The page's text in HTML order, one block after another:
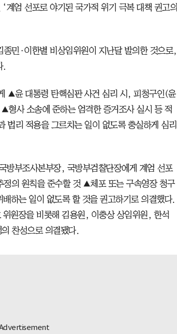
계엄 선포로 야기된 국가적 위기 극복 대책 권고의
민·이한별 비상임위원이 지난달 발의한 것으로,
.
▲윤 대통령 탄핵심판 사건 심리 시, 피청구인(윤
형사 소송에 준하는 엄격한 증거조사 실시 등 적
법리 적용을 그르치는 일이 없도록 충실하게 심리
부조사본부장, 국방부검찰단장에게 계엄 선포
의 원칙을 준수할 것 ▲체포 또는 구속영장 청구
하는 일이 없도록 할 것을 권고하기로 의결했다.
원장을 비롯해 김용원, 이충상 상임위원, 한석
찬성으로 의결됐다.